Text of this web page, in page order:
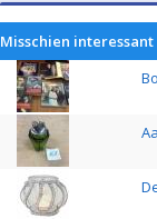
Misschien